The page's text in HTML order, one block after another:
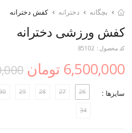
بچگانه دخترانه کفش دخترانه
کفش ورزشی دخترانه
کد محصول : 85102
6,500,000 تومان
سایزها : 26
27
28
29
34